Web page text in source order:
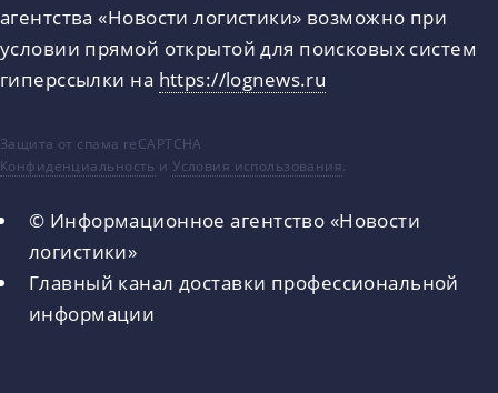
агентства «Новости логистики» возможно при
условии прямой открытой для поисковых систем
гиперссылки на https://lognews.ru
Защита от спама reCAPTCHA
Конфиденциальность иУсловия использования.
© Информационное агентство «Новости
логистики»
Главный канал доставки профессиональной
информации